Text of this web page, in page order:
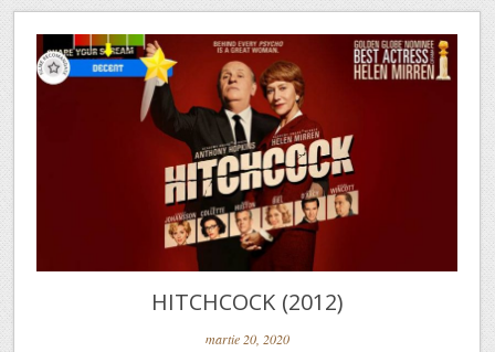
HITCHCOCK (2012)
martie 20, 2020